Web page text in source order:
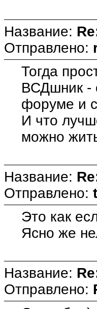
Название:
Отправлено:
Тогда
ВСДшник -
форуме и
И что
можно
Название:
Отправлено:
Это как
Ясно же
Название:
Отправлено: